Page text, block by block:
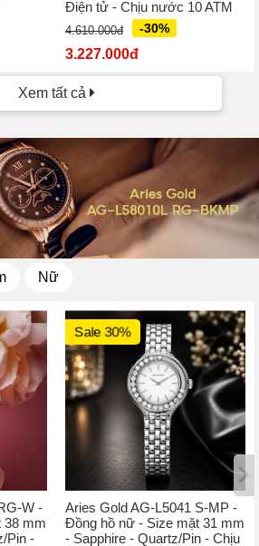
Điện tử - Chịu nước 10 ATM
4.610.000đ -30%
3.227.000đ
Xem tất cả
Nữ
W -
38 mm
Pin -
Sale 30%
Aries Gold AG-L5041 S-MP -
Đồng hồ nữ - Size mặt 31 mm
- Sapphire - Quartz/Pin - Chịu